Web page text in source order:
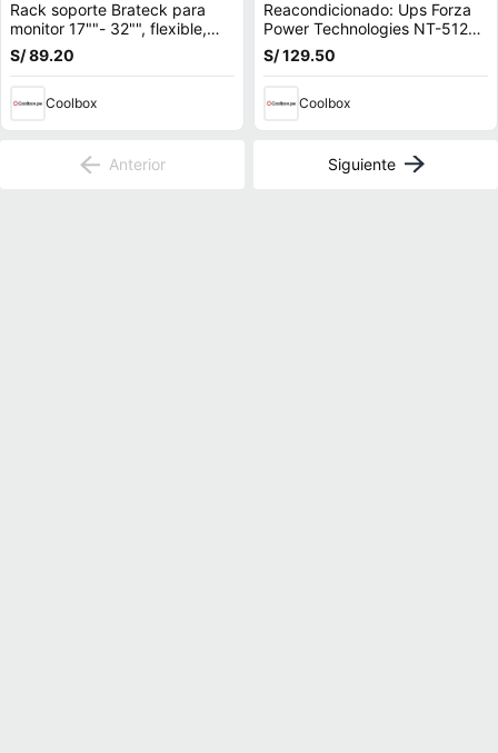
Rack soporte Brateck para
monitor 17""- 32"", flexible,
negro (reempacado)
S/ 89.20
Coolbox
Reacondicionado: Ups Forza
Power Technologies NT-512U
500VA 250W 6 Outputs
indicador led
S/ 129.50
Coolbox
Anterior Siguiente